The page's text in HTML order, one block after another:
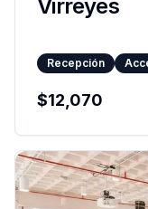
Virreyes
Recepción
$12,070